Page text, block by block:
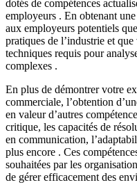
dotés de compétences
employeurs . En obtenant
aux employeurs potentiels
pratiques de l’industrie et
techniques requis pour
complexes .
En plus de démontrer votre
commerciale, l’obtention
en valeur d’autres
critique, les capacités de
en communication,
plus encore . Ces
souhaitées par les
de gérer efficacement des